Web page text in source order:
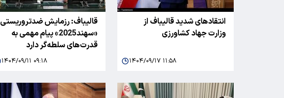
انتقادهای شدید قالیباف از
وزارت جهاد کشاورزی
۱۴۰۴/۰۹/۱۷ ۱۱:۵۸
قالیباف: رزمایش ضدتروریستی
«سهند2025» پیام مهمی به
قدرت‌های سلطه‌گر دارد
۱۴۰۴/۰۹/۱۱ ۰۹:۱۸